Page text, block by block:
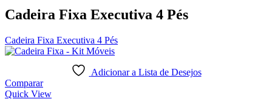
Cadeira Fixa Executiva 4 Pés
Cadeira Fixa Executiva 4 Pés
Adicionar a Lista de Desejos
Comparar
Quick View